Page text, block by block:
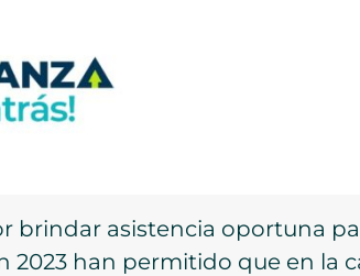
brindar asistencia oportuna
han permitido que en la